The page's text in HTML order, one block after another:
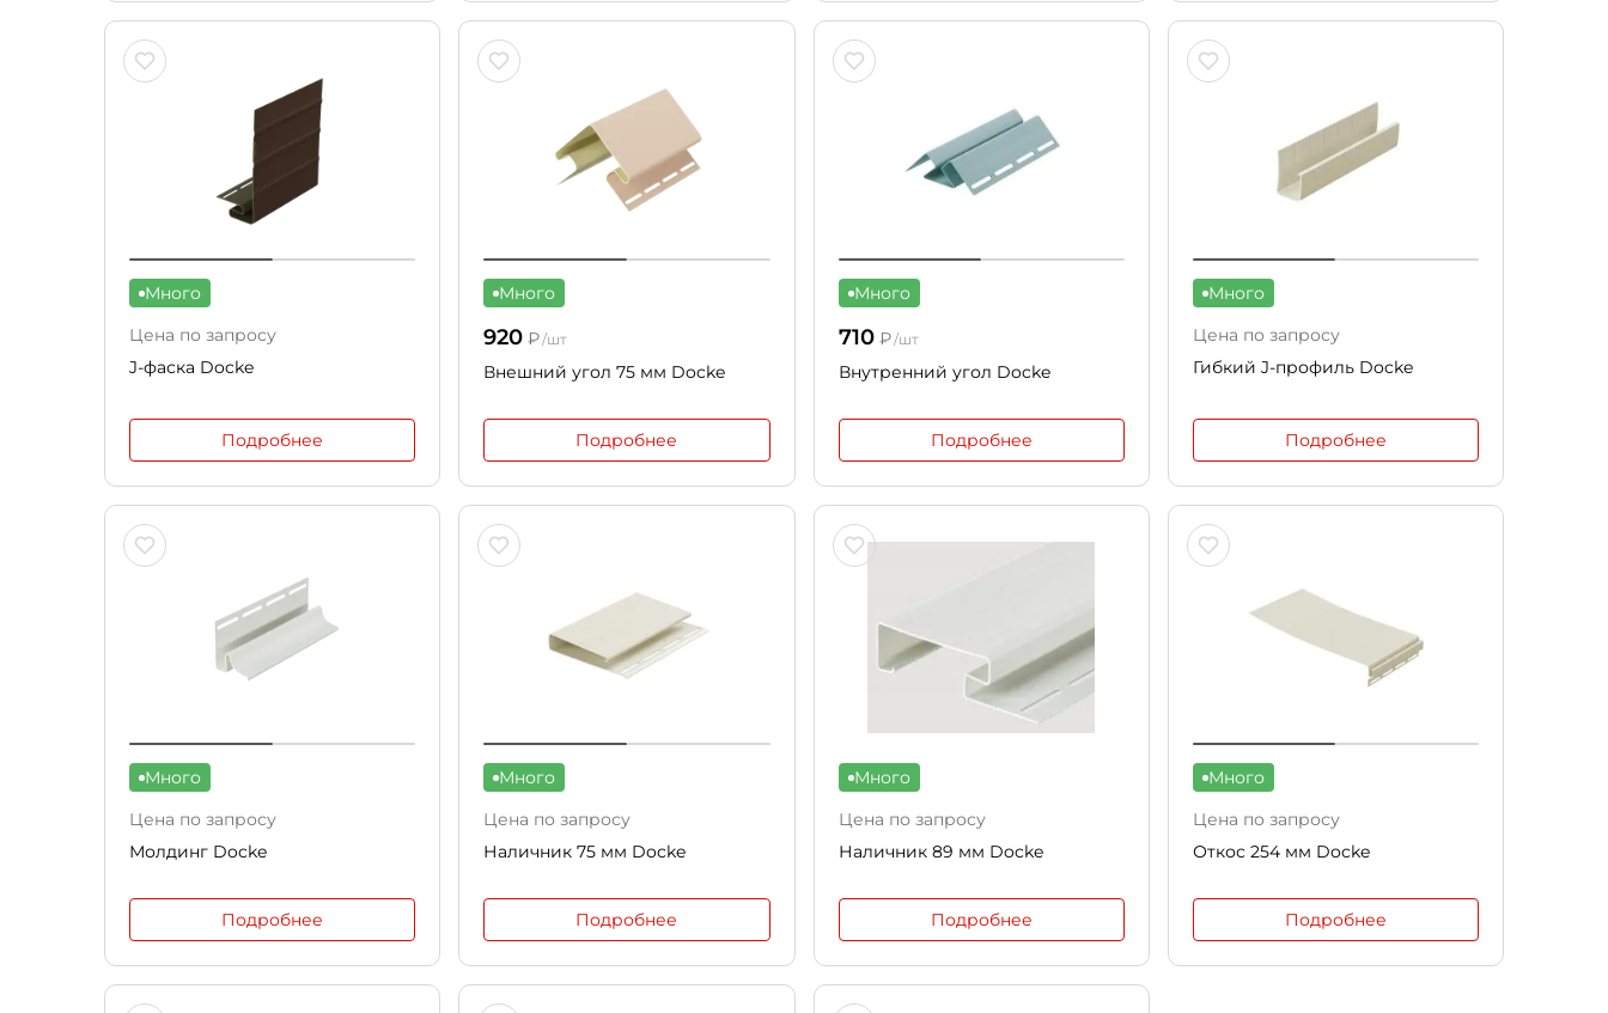
Много
Цена по запросу
J-фаска Docke
Подробнее
Много
920 ₽/шт
Внешний угол 75 мм Docke
Подробнее
Много
710₽/шт
Внутренний угол Docke
Подробнее
Много
Цена по запросу
Гибкий J-профиль Docke
Подробнее
Много
Цена по запросу
Молдинг Docke
Подробнее
Много
Цена по запросу
Наличник 75 мм Docke
Подробнее
Много
Цена по запросу
Наличник 89 мм Docke
Подробнее
Много
Цена по запросу
Откос 254 мм Docke
Подробнее